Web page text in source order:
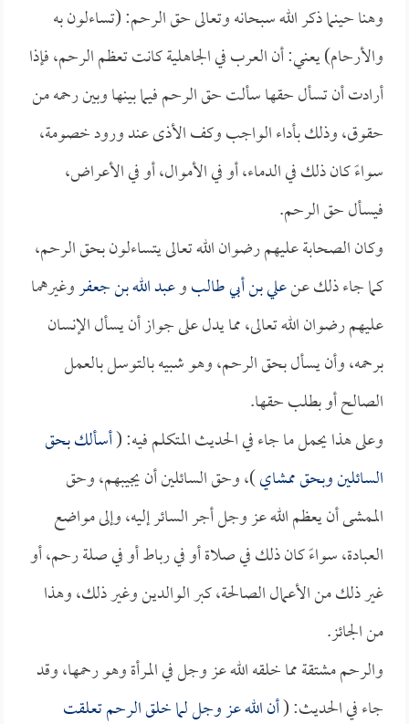
وهنا حينما ذكر الله سبحانه وتعالى حق الرحم: (تساءلون به
والأرحام) يعني: أن العرب في الجاهلية كانت تعظم الرحم، فإذا
أرادت أن تسأل حقها سألت حق الرحم فيما بينها وبين رحمه من
حقوق، وذلك بأداء الواجب وكف الأذى عند ورود خصومة،
سواءً كان ذلك في الدماء، أو في الأموال، أو في الأعراض،
فيسأل حق الرحم.
وكان الصحابة عليهم رضوان الله تعالى يتساءلون بحق الرحم،
كما جاء ذلك عنعلي بن أبي طالبوعبد الله بن جعفروغيرهما
عليهم رضوان الله تعالى، مما يدل على جواز أن يسأل الإنسان
برحمه، وأن يسأل بحق الرحم، وهو شبيه بالتوسل بالعمل
الصالح أو بطلب حقها.
وعلى هذا يحمل ما جاء في الحديث المتكلم فيه: (أسألك بحق
السائلين وبحق ممشاي)، وحق السائلين أن يجيبهم، وحق
الممشى أن يعظم الله عز وجل أجر السائر إليه، وإلى مواضع
العبادة، سواءً كان ذلك في صلاة أو في رباط أو في صلة رحم، أو
غير ذلك من الأعمال الصالحة، كبر الوالدين وغير ذلك، وهذا
من الجائز.
والرحم مشتقة مما خلقه الله عز وجل في المرأة وهو رحمها، وقد
جاء في الحديث: (أن الله عز وجل لما خلق الرحم تعلقت